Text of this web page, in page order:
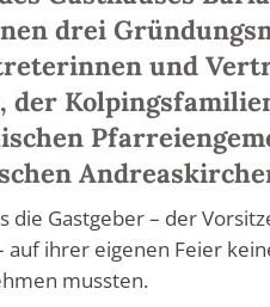
drei
und
der
die Gastgeber – der
ihrer eigenen Feier
mussten.